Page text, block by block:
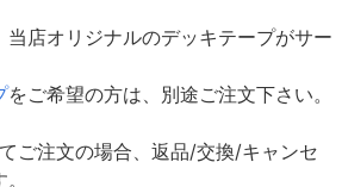
当店オリジナルのデッキテープがサー
をご希望の方は、別途ご注文下さい。
ご注文の場合、返品/交換/キャンセ